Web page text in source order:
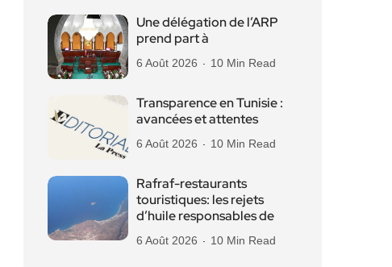
Une délégation de l’ARP
prend part à
6 Août 2026 10 Min Read
Transparence en Tunisie :
avancées et attentes
6 Août 2026 10 Min Read
Rafraf-restaurants
touristiques: les rejets
d’huile responsables de
6 Août 2026 10 Min Read